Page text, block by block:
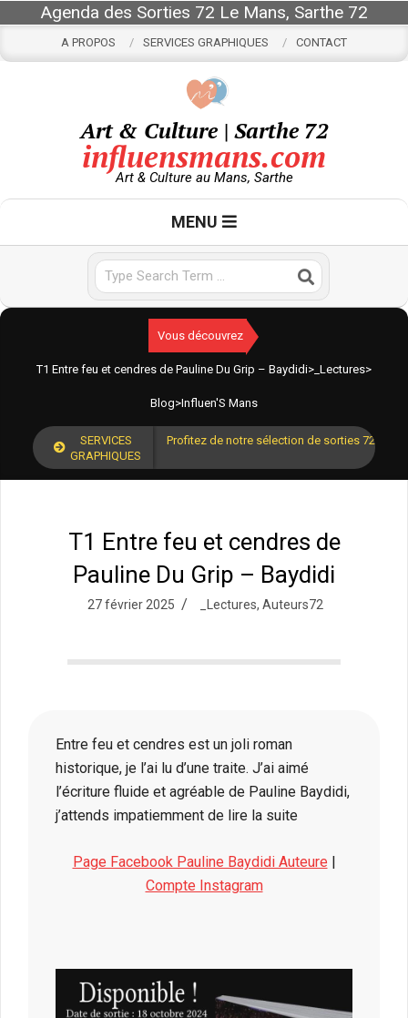
content
Agenda des Sorties 72 Le Mans, Sarthe 72
A PROPOS SERVICES GRAPHIQUES CONTACT
Art & Culture | Sarthe 72
influensmans.com
Art & Culture au Mans, Sarthe
MENU
Vous découvrez
T1 Entre feu et cendres de Pauline Du Grip – Baydidi> _Lectures>
Blog>Influen'S Mans
SERVICES
GRAPHIQUES
Profitez de notre sélection de sorties 72 pour
T1 Entre feu et cendres de
Pauline Du Grip – Baydidi
27 février 2025 _Lectures, Auteurs72
Entre feu et cendres est un joli roman
historique, je l’ai lu d’une traite. J’ai aimé
l’écriture fluide et agréable de Pauline Baydidi,
j’attends impatiemment de lire la suite
Page Facebook Pauline Baydidi Auteure
Compte Instagram